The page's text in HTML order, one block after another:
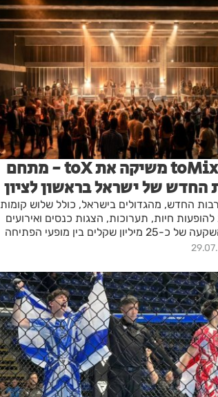
קבוצת toMix משיקה את toX - מתחם
החדש של ישראל בראשון לציון
החדש, מהגדולים בישראל, כולל שלוש קומות
חיות, תערוכות, הצגות כנסים ואירועים
עסקיים בהשקעה של כ-25 מיליון שקלים בין מופעי הפתיחה